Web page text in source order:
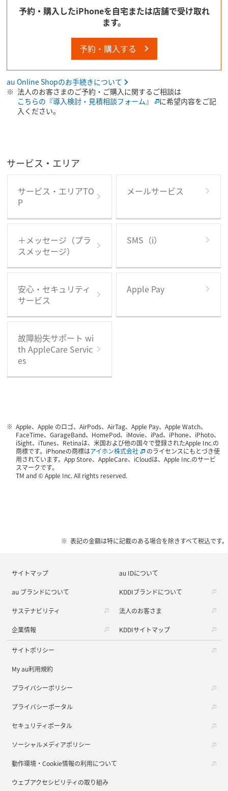
予約・購入したiPhoneを自宅または店舗で受け取れ
ます。
予約・購入する
au Online Shopのお手続きについて
法人のお客さまのご予約・ご購入に関するご相談は
こちらの『導入検討・見積相談フォーム』
に希望内容をご記
入ください。
サービス・エリア
サービス・エリアTO
P
メールサービス
＋メッセージ（プラ
スメッセージ）
SMS（i）
安心・セキュリティ
サービス
Apple Pay
故障紛失サポート wi
th AppleCare Servic
es
Apple、Apple のロゴ、AirPods、AirTag、Apple Pay、Apple Watch、
FaceTime、GarageBand、HomePod、iMovie、iPad、iPhone、iPhoto、
iSight、iTunes、Retinaは、米国および他の国々で登録されたApple Inc.の
商標です。iPhoneの商標はアイホン株式会社
のライセンスにもとづき使
用されています。App Store、AppleCare、iCloudは、Apple Inc.のサービ
スマークです。
TM and © Apple Inc. All rights reserved.
表記の金額は特に記載のある場合を除きすべて税込です。
サイトマップ au IDについて
au ブランドについて KDDIブランドについて
サステナビリティ 法人のお客さま
企業情報 KDDIサイトマップ
サイトポリシー
My au利用規約
プライバシーポリシー
プライバシーポータル
セキュリティポータル
ソーシャルメディアポリシー
動作環境・Cookie情報の利用について
ウェブアクセシビリティの取り組み